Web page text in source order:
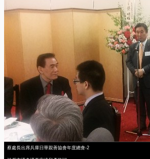
蔡處長出席兵庫日華親善協會年度總會-2